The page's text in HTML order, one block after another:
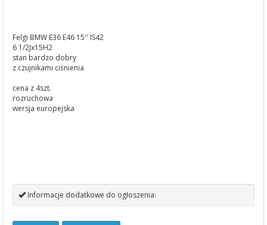
Felgi BMW E36 E46 15'' IS42
6 1/2Jx15H2
stan bardzo dobry
z czujnikami ciśnienia
cena z 4szt.
rozruchowa
wersja europejska
Informacje dodatkowe do ogłoszenia: